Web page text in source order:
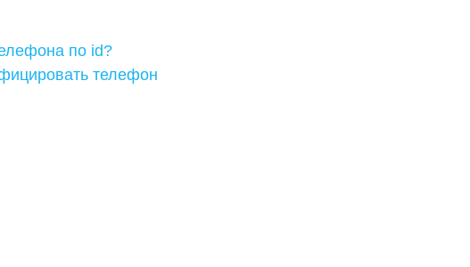
по id?
телефон